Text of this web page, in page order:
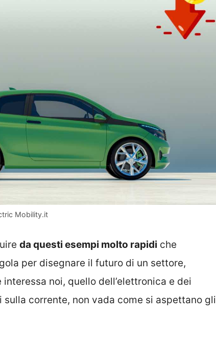
Mobility.it
da questi esempi molto rapidi che
per disegnare il futuro di un settore,
noi, quello dell’elettronica e dei
corrente, non vada come si aspettano gli